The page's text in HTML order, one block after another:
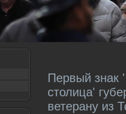
Первый знак
столица'
ветерану из